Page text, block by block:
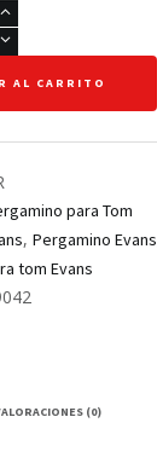
AL CARRITO
para Tom
, Pergamino Evans
tom Evans
(0)